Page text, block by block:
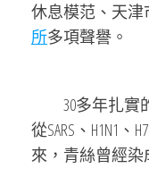
休息模范 、 天津
所多項聲譽。
30多年扎實
從SARS、H1N1
來，青絲曾經染